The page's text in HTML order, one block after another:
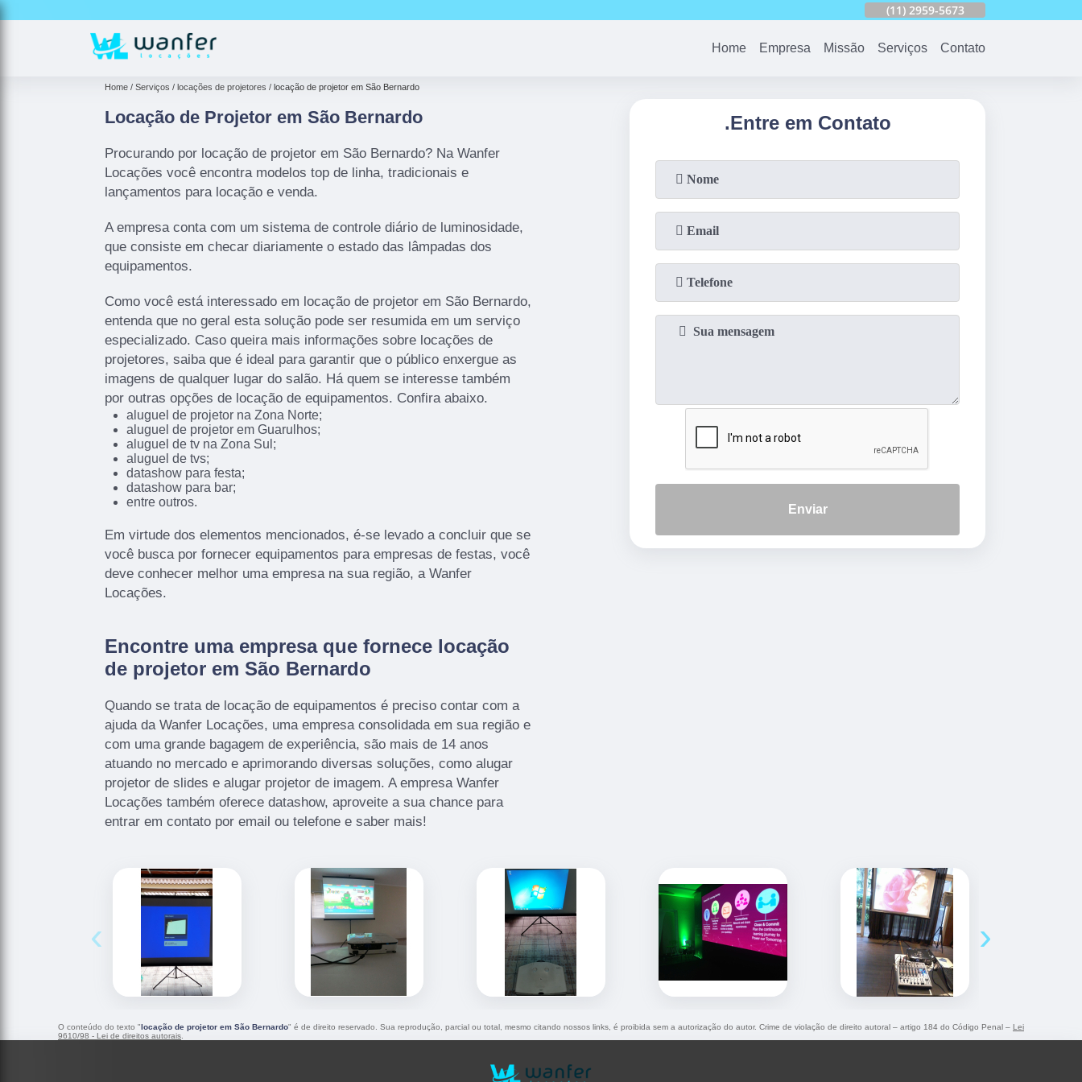
(11) 2959-5673
Home Empresa Missão Serviços Contato
Home Serviços locações de projetores locação de projetor em São Bernardo
Locação de Projetor em São Bernardo
Procurando por locação de projetor em São Bernardo? Na Wanfer
Locações você encontra modelos top de linha, tradicionais e
lançamentos para locação e venda.
A empresa conta com um sistema de controle diário de luminosidade,
que consiste em checar diariamente o estado das lâmpadas dos
equipamentos.
Como você está interessado em locação de projetor em São Bernardo,
entenda que no geral esta solução pode ser resumida em um serviço
especializado. Caso queira mais informações sobre locações de
projetores, saiba que é ideal para garantir que o público enxergue as
imagens de qualquer lugar do salão. Há quem se interesse também
por outras opções de locação de equipamentos. Confira abaixo.
aluguel de projetor na Zona Norte;
aluguel de projetor em Guarulhos;
aluguel de tv na Zona Sul;
aluguel de tvs;
datashow para festa;
datashow para bar;
entre outros.
Em virtude dos elementos mencionados, é-se levado a concluir que se
você busca por fornecer equipamentos para empresas de festas, você
deve conhecer melhor uma empresa na sua região, a Wanfer
Locações.
Encontre uma empresa que fornece locação
de projetor em São Bernardo
Quando se trata de locação de equipamentos é preciso contar com a
ajuda da Wanfer Locações, uma empresa consolidada em sua região e
com uma grande bagagem de experiência, são mais de 14 anos
atuando no mercado e aprimorando diversas soluções, como alugar
projetor de slides e alugar projetor de imagem. A empresa Wanfer
Locações também oferece datashow, aproveite a sua chance para
entrar em contato por email ou telefone e saber mais!
.Entre em Contato
Enviar
‹ ›
O conteúdo do texto "locação de projetor em São Bernardo" é de direito reservado. Sua reprodução, parcial ou total, mesmo citando nossos links, é proibida sem a autorização do autor. Crime de violação de direito autoral – artigo 184 do Código Penal – Lei
9610/98 - Lei de direitos autorais